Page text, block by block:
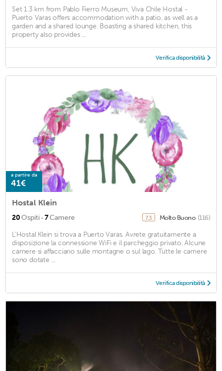
Set 1.3 km from Pablo Fierro Museum, Viva Chile Hostal -
Puerto Varas offers accommodation with a patio, as well as a
garden and a shared lounge. Boasting a shared kitchen, this
property also provides ...
Verifica disponibilità
a partire da
41€
Hostal Klein
20Ospiti · 7Camere 7,3 Molto Buono (116)
L'Hostal Klein si trova a Puerto Varas. Avrete gratuitamente a
disposizione la connessione WiFi e il parcheggio privato. Alcune
camere si affacciano sulle montagne o sul lago. Tutte le camere
sono dotate ...
Verifica disponibilità